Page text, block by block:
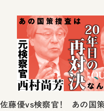
佐藤優vs検察官！ あの国策